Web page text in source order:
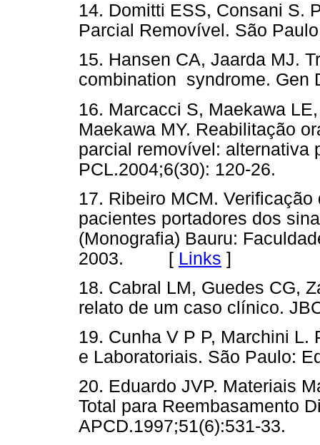
14. Domitti ESS, Consani S.
Parcial Removível. São
15. Hansen CA, Jaarda MJ.
combination syndrome.
16. Marcacci S, Maekawa
Maekawa MY. Reabilitação
parcial removível: alternativa
PCL.2004;6(30): 120-
17. Ribeiro MCM.
pacientes portadores dos
(Monografia) Bauru:
2003. [ Links ]
18. Cabral LM, Guedes CG,
relato de um caso clínico.
19. Cunha V P P, Marchini L.
e Laboratoriais. São
20. Eduardo JVP. Materiais
Total para Reembasamento
APCD.1997;51(6):531-